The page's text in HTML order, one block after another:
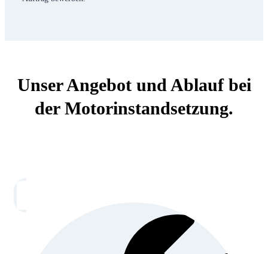
Unser Angebot und Ablauf bei
der Motorinstandsetzung.